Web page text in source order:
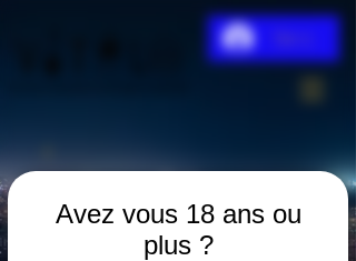
Avez vous 18 ans ou
plus ?